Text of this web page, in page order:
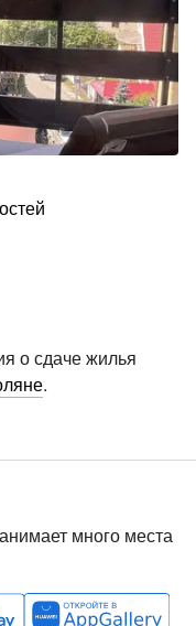
о сдаче жилья
.
много места